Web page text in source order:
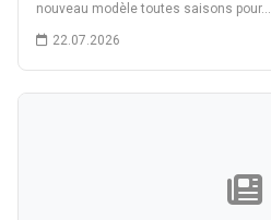
nouveau modèle toutes saisons pour…
22.07.2026